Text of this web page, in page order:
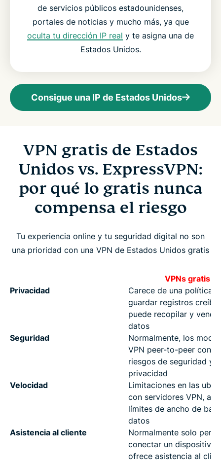
de servicios públicos estadounidenses,
portales de noticias y mucho más, ya que
oculta tu dirección IP real y te asigna una de
Estados Unidos.
Consigue una IP de Estados Unidos
VPN gratis de Estados
Unidos vs. ExpressVPN:
por qué lo gratis nunca
compensa el riesgo
Tu experiencia online y tu seguridad digital no son
una prioridad con una VPN de Estados Unidos gratis
VPNs gratis
Privacidad
Carece de una política
guardar registros
puede recopilar y
datos
Seguridad
Normalmente, los
VPN peer-to-peer
riesgos de seguridad y
privacidad
Velocidad
Limitaciones en las
con servidores VPN, así
límites de ancho de
datos
Asistencia al cliente
Normalmente solo
conectar un dispositivo
ofrece asistencia al